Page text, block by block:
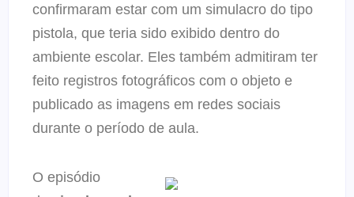
confirmaram estar com um simulacro do tipo
pistola, que teria sido exibido dentro do
ambiente escolar. Eles também admitiram ter
feito registros fotográficos com o objeto e
publicado as imagens em redes sociais
durante o período de aula.
O episódio